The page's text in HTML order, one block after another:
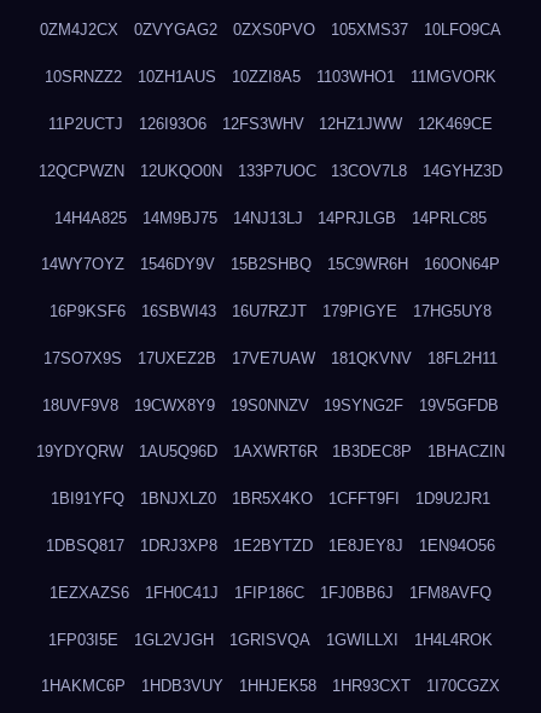
0ZM4J2CX 0ZVYGAG2 0ZXS0PVO 105XMS37 10LFO9CA
10SRNZZ2 10ZH1AUS 10ZZI8A5 1103WHO1 11MGVORK
11P2UCTJ 126I93O6 12FS3WHV 12HZ1JWW 12K469CE
12QCPWZN 12UKQO0N 133P7UOC 13COV7L8 14GYHZ3D
14H4A825 14M9BJ75 14NJ13LJ 14PRJLGB 14PRLC85
14WY7OYZ 1546DY9V 15B2SHBQ 15C9WR6H 160ON64P
16P9KSF6 16SBWI43 16U7RZJT 179PIGYE 17HG5UY8
17SO7X9S 17UXEZ2B 17VE7UAW 181QKVNV 18FL2H11
18UVF9V8 19CWX8Y9 19S0NNZV 19SYNG2F 19V5GFDB
19YDYQRW 1AU5Q96D 1AXWRT6R 1B3DEC8P 1BHACZIN
1BI91YFQ 1BNJXLZ0 1BR5X4KO 1CFFT9FI 1D9U2JR1
1DBSQ817 1DRJ3XP8 1E2BYTZD 1E8JEY8J 1EN94O56
1EZXAZS6 1FH0C41J 1FIP186C 1FJ0BB6J 1FM8AVFQ
1FP03I5E 1GL2VJGH 1GRISVQA 1GWILLXI 1H4L4ROK
1HAKMC6P 1HDB3VUY 1HHJEK58 1HR93CXT 1I70CGZX